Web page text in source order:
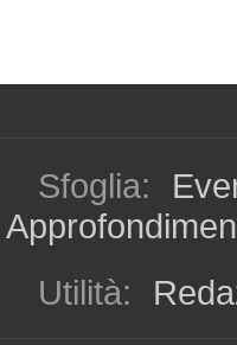
Sfoglia:
Utilità: